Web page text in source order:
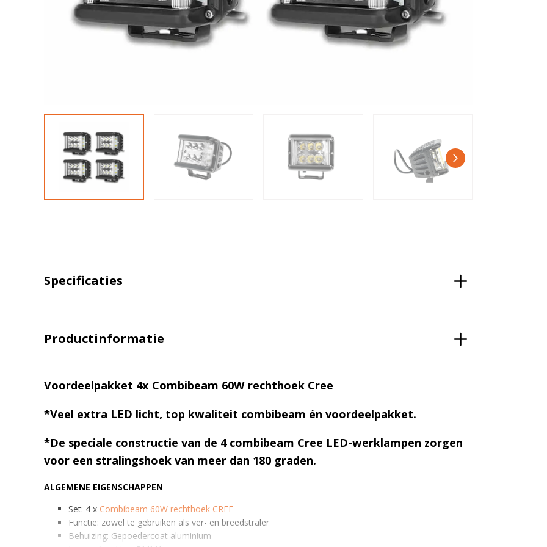
Specificaties
Productinformatie
Voordeelpakket 4x Combibeam 60W rechthoek Cree
*Veel extra LED licht, top kwaliteit combibeam én voordeelpakket.
*De speciale constructie van de 4 combibeam Cree LED-werklampen zorgen
voor een stralingshoek van meer dan 180 graden.
ALGEMENE EIGENSCHAPPEN
Set: 4 x Combibeam 60W rechthoek CREE
Functie: zowel te gebruiken als ver- en breedstraler
Behuizing: Gepoedercoat aluminium